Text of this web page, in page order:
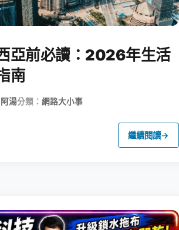
亞前必讀：2026年生活
南
阿湯分類： 網路大小事
繼續閱讀→